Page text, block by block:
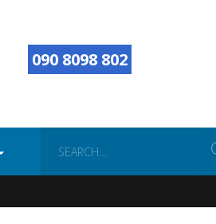
090 8098 802